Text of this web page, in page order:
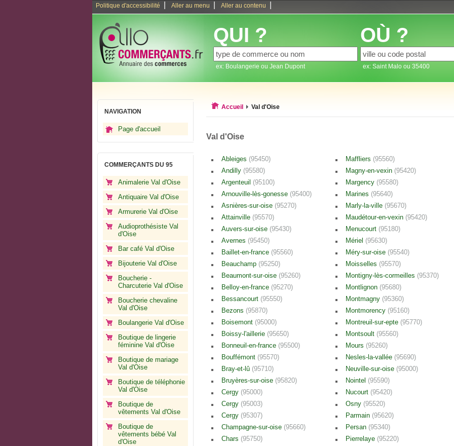
Politique d'accessibilité Aller au menu Aller au contenu
QUI ?
ex: Boulangerie ou Jean Dupont
OÙ ?
ex: Saint Malo ou 35400
NAVIGATION
Page d'accueil
COMMERÇANTS DU 95
Animalerie Val d'Oise
Antiquaire Val d'Oise
Armurerie Val d'Oise
Audioprothésiste Val
d'Oise
Bar café Val d'Oise
Bijouterie Val d'Oise
Boucherie -
Charcuterie Val d'Oise
Boucherie chevaline
Val d'Oise
Boulangerie Val d'Oise
Boutique de lingerie
féminine Val d'Oise
Boutique de mariage
Val d'Oise
Boutique de téléphonie
Val d'Oise
Boutique de
vêtements Val d'Oise
Boutique de
vêtements bébé Val
d'Oise
Accueil Val d'Oise
Val d'Oise
Ableiges (95450)
Andilly (95580)
Argenteuil (95100)
Arnouville-lès-gonesse (95400)
Asnières-sur-oise (95270)
Attainville (95570)
Auvers-sur-oise (95430)
Avernes (95450)
Baillet-en-france (95560)
Beauchamp (95250)
Beaumont-sur-oise (95260)
Belloy-en-france (95270)
Bessancourt (95550)
Bezons (95870)
Boisemont (95000)
Boissy-l'aillerie (95650)
Bonneuil-en-france (95500)
Bouffémont (95570)
Bray-et-lû (95710)
Bruyères-sur-oise (95820)
Cergy (95000)
Cergy (95003)
Cergy (95307)
Champagne-sur-oise (95660)
Chars (95750)
Maffliers (95560)
Magny-en-vexin (95420)
Margency (95580)
Marines (95640)
Marly-la-ville (95670)
Maudétour-en-vexin (95420)
Menucourt (95180)
Mériel (95630)
Méry-sur-oise (95540)
Moisselles (95570)
Montigny-lès-cormeilles (95370)
Montlignon (95680)
Montmagny (95360)
Montmorency (95160)
Montreuil-sur-epte (95770)
Montsoult (95560)
Mours (95260)
Nesles-la-vallée (95690)
Neuville-sur-oise (95000)
Nointel (95590)
Nucourt (95420)
Osny (95520)
Parmain (95620)
Persan (95340)
Pierrelaye (95220)